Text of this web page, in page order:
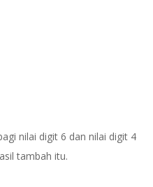
nilai digit 6 dan nilai digit 4
tambah itu.